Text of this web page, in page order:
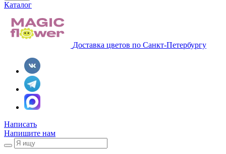
Каталог
Доставка цветов по Санкт-Петербургу
Написать
Напишите нам